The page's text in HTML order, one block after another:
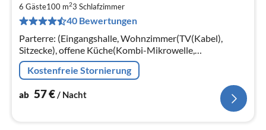
6 Gäste100 m23 Schlafzimmer
40 Bewertungen
Parterre: (Eingangshalle, Wohnzimmer(TV(Kabel),
Sitzecke), offene Küche(Kombi-Mikrowelle,
Kühl-/Gefrierkombination), Schlafzimmer(Doppelbett,
Spülmaschine)
Kostenfreie Stornierung
ab 57€/ Nacht